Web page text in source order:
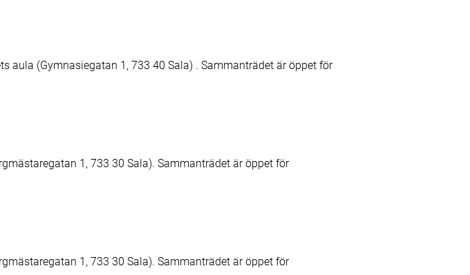
(Gymnasiegatan 1, 733 40 Sala) . Sammanträdet är öppet för
1, 733 30 Sala). Sammanträdet är öppet för
1, 733 30 Sala). Sammanträdet är öppet för